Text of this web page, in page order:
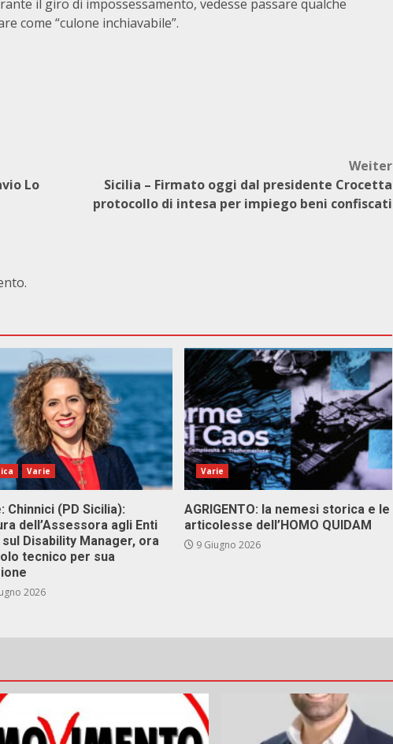
il giro di impossessamento, vedesse passare qualche
come “culone inchiavabile”.
Lo
Weiter
Sicilia – Firmato oggi dal presidente Crocetta
protocollo di intesa per impiego beni confiscati
Varie
Chinnici (PD Sicilia):
dell’Assessora agli Enti
Disability Manager, ora
tecnico per sua
2026
Varie
AGRIGENTO: la nemesi storica e le
articolesse dell’HOMO QUIDAM
9 Giugno 2026